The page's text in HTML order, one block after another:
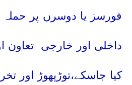
فورسز یا دوسرں پر حملہ
داخلی اور خارجی تعاون
کیا جاسکے،توڑپھوڑ اور